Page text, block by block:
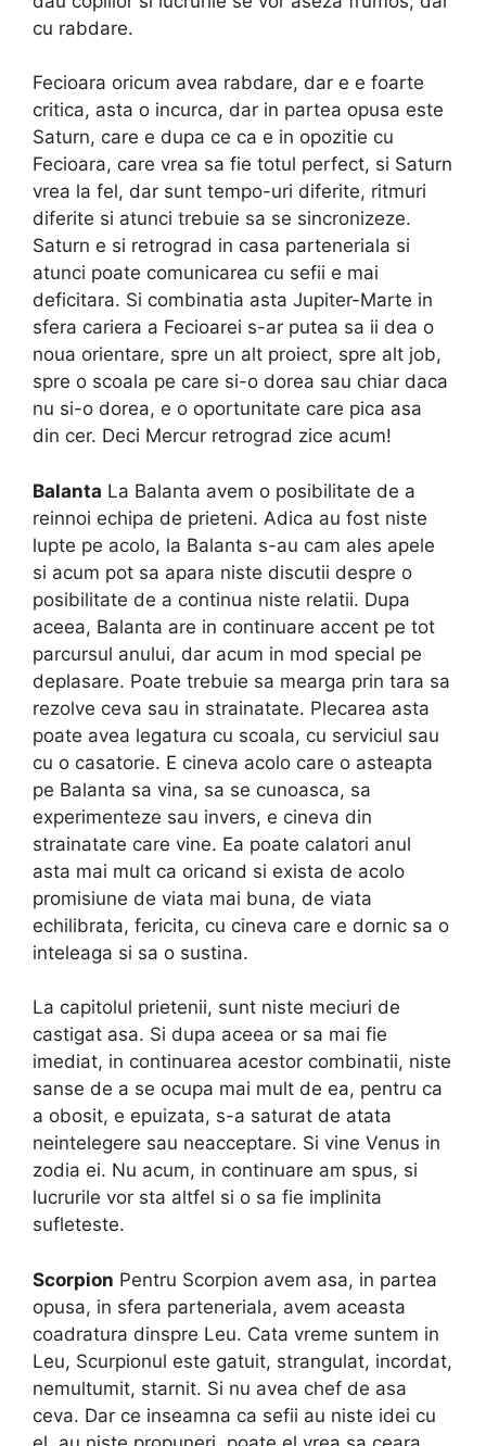
cu rabdare.
Fecioara oricum avea rabdare, dar e e foarte
critica, asta o incurca, dar in partea opusa este
Saturn, care e dupa ce ca e in opozitie cu
Fecioara, care vrea sa fie totul perfect, si Saturn
vrea la fel, dar sunt tempo-uri diferite, ritmuri
diferite si atunci trebuie sa se sincronizeze.
Saturn e si retrograd in casa parteneriala si
atunci poate comunicarea cu sefii e mai
deficitara. Si combinatia asta Jupiter-Marte in
sfera cariera a Fecioarei s-ar putea sa ii dea o
noua orientare, spre un alt proiect, spre alt job,
spre o scoala pe care si-o dorea sau chiar daca
nu si-o dorea, e o oportunitate care pica asa
din cer. Deci Mercur retrograd zice acum!
Balanta La Balanta avem o posibilitate de a
reinnoi echipa de prieteni. Adica au fost niste
lupte pe acolo, la Balanta s-au cam ales apele
si acum pot sa apara niste discutii despre o
posibilitate de a continua niste relatii. Dupa
aceea, Balanta are in continuare accent pe tot
parcursul anului, dar acum in mod special pe
deplasare. Poate trebuie sa mearga prin tara sa
rezolve ceva sau in strainatate. Plecarea asta
poate avea legatura cu scoala, cu serviciul sau
cu o casatorie. E cineva acolo care o asteapta
pe Balanta sa vina, sa se cunoasca, sa
experimenteze sau invers, e cineva din
strainatate care vine. Ea poate calatori anul
asta mai mult ca oricand si exista de acolo
promisiune de viata mai buna, de viata
echilibrata, fericita, cu cineva care e dornic sa o
inteleaga si sa o sustina.
La capitolul prietenii, sunt niste meciuri de
castigat asa. Si dupa aceea or sa mai fie
imediat, in continuarea acestor combinatii, niste
sanse de a se ocupa mai mult de ea, pentru ca
a obosit, e epuizata, s-a saturat de atata
neintelegere sau neacceptare. Si vine Venus in
zodia ei. Nu acum, in continuare am spus, si
lucrurile vor sta altfel si o sa fie implinita
sufleteste.
Scorpion Pentru Scorpion avem asa, in partea
opusa, in sfera parteneriala, avem aceasta
coadratura dinspre Leu. Cata vreme suntem in
Leu, Scurpionul este gatuit, strangulat, incordat,
nemultumit, starnit. Si nu avea chef de asa
ceva. Dar ce inseamna ca sefii au niste idei cu